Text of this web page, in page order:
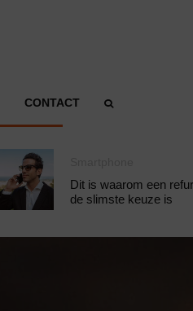
CONTACT
Dit is waarom een
de slimste keuze is